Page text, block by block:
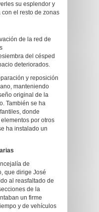
su esplendor y
el resto de zonas
de la red de
del césped
deteriorados.
y reposición
manteniendo
original de la
También se ha
donde
por otros
ha instalado un
de
que dirige José
al reasfaltado de
de la
un firme
y de vehículos